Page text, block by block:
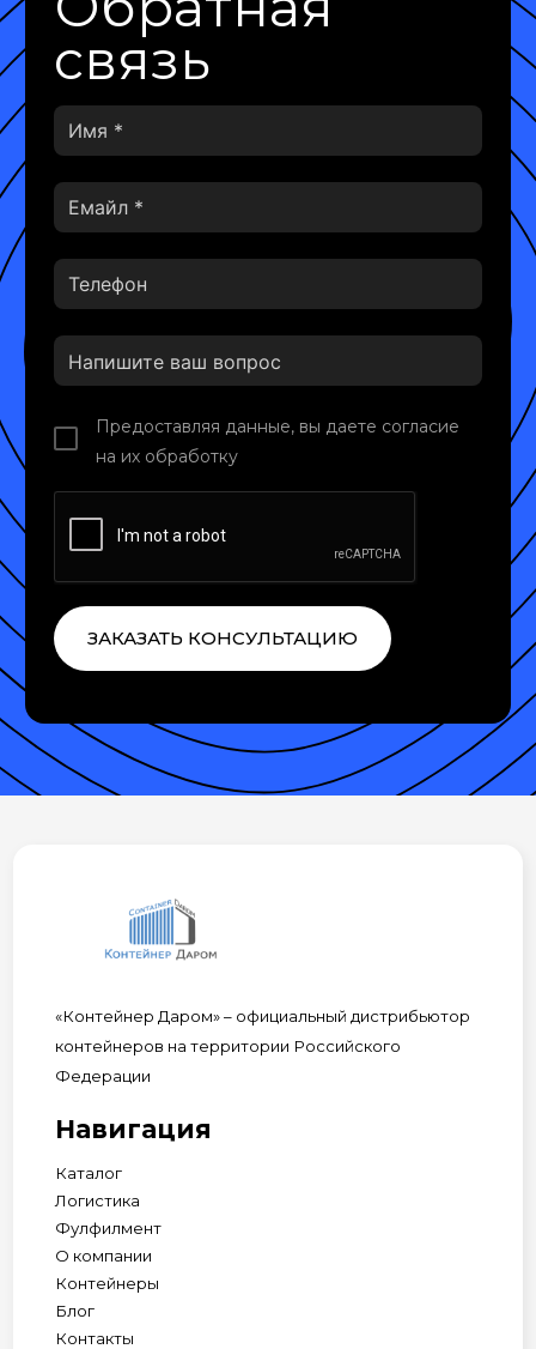
связь
Предоставляя данные, вы даете согласие
на их обработку
ЗАКАЗАТЬ КОНСУЛЬТАЦИЮ
«Контейнер Даром» – официальный дистрибьютор
контейнеров на территории Российского
Федерации
Навигация
Каталог
Логистика
Фулфилмент
О компании
Контейнеры
Блог
Контакты